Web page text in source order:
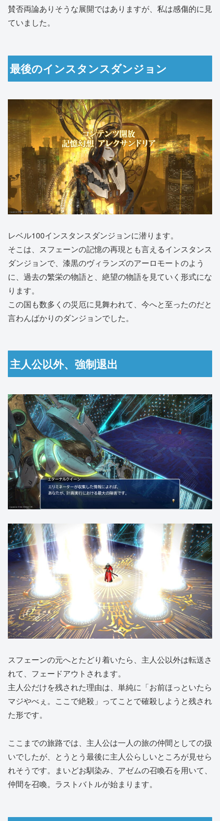
賛否両論ありそうな展開ではありますが、私は感傷的に見
ていました。
最後のインスタンスダンジョン
レベル100インスタンスダンジョンに潜ります。
そこは、スフェーンの記憶の再現とも言えるインスタンス
ダンジョンで、漆黒のヴィランズのアーロモートのよう
に、過去の繁栄の物語と、絶望の物語を見ていく形式にな
ります。
この国も数多くの災厄に見舞われて、今へと至ったのだと
言わんばかりのダンジョンでした。
主人公以外、強制退出
スフェーンの元へとたどり着いたら、主人公以外は転送さ
れて、フェードアウトされます。
主人公だけを残された理由は、単純に「お前ほっといたら
マジやべぇ。ここで絶殺」ってことで確殺しようと残され
た形です。
ここまでの旅路では、主人公は一人の旅の仲間としての扱
いでしたが、とうとう最後に主人公らしいところが見せら
れそうです。まいどお馴染み、アゼムの召喚石を用いて、
仲間を召喚。ラストバトルが始まります。